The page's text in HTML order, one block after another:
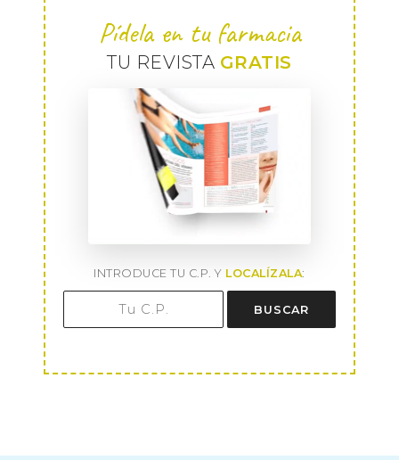
Pídela en tu farmacia
TU REVISTA GRATIS
INTRODUCE TU C.P. Y LOCALÍZALA:
BUSCAR